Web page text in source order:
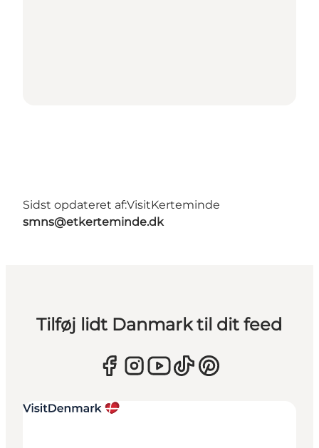
Sidst opdateret af:VisitKerteminde
smns@etkerteminde.dk
Tilføj lidt Danmark til dit feed